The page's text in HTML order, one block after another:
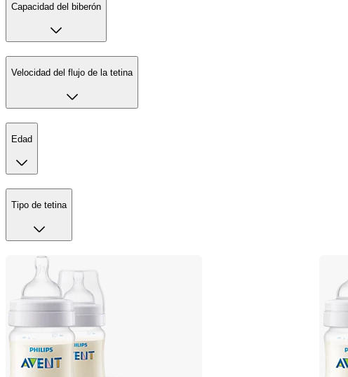
Capacidad del biberón
Velocidad del flujo de la tetina
Edad
Tipo de tetina